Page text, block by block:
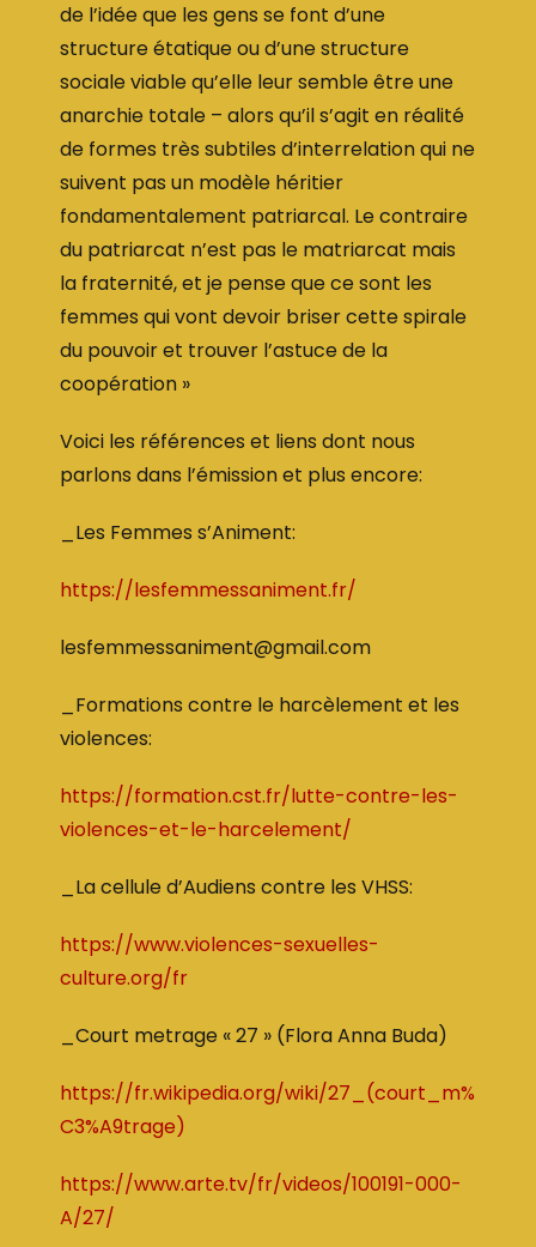
de l’idée que les gens se font d’une
structure étatique ou d’une structure
sociale viable qu’elle leur semble être une
anarchie totale – alors qu’il s’agit en réalité
de formes très subtiles d’interrelation qui ne
suivent pas un modèle héritier
fondamentalement patriarcal. Le contraire
du patriarcat n’est pas le matriarcat mais
la fraternité, et je pense que ce sont les
femmes qui vont devoir briser cette spirale
du pouvoir et trouver l’astuce de la
coopération »
Voici les références et liens dont nous
parlons dans l’émission et plus encore:
_Les Femmes s’Animent:
https://lesfemmessaniment.fr/
lesfemmessaniment@gmail.com
_Formations contre le harcèlement et les
violences:
https://formation.cst.fr/lutte-contre-les-
violences-et-le-harcelement/
_La cellule d’Audiens contre les VHSS:
https://www.violences-sexuelles-
culture.org/fr
_Court metrage « 27 » (Flora Anna Buda)
https://fr.wikipedia.org/wiki/27_(court_m%
C3%A9trage)
https://www.arte.tv/fr/videos/100191-000-
A/27/